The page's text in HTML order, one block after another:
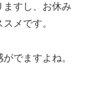
ますし、お休み
メです。
でますよね。